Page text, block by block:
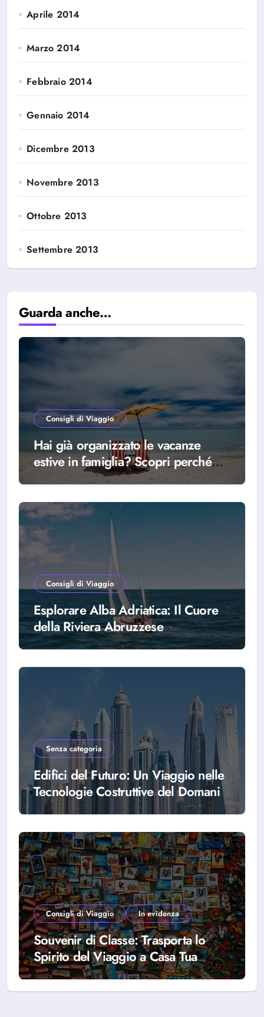
Aprile 2014
Marzo 2014
Febbraio 2014
Gennaio 2014
Dicembre 2013
Novembre 2013
Ottobre 2013
Settembre 2013
Guarda anche…
Consigli di Viaggio
Hai già organizzato le vacanze
estive in famiglia? Scopri perché
scegliere Alba Adriatica
Consigli di Viaggio
Esplorare Alba Adriatica: Il Cuore
della Riviera Abruzzese
Senza categoria
Edifici del Futuro: Un Viaggio nelle
Tecnologie Costruttive del Domani
Consigli di Viaggio In evidenza
Souvenir di Classe: Trasporta lo
Spirito del Viaggio a Casa Tua